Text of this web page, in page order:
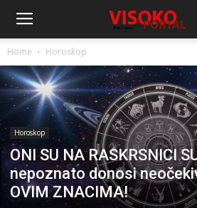
Home Horoskop
Horoskop
ONI SU NA RASKRSNICI
nepoznato donosi
OVIM ZNACIMA!